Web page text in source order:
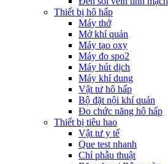
Thiết bị hô hấp
Máy thở
Mở khí quản
Máy tạo oxy
Máy đo spo2
Máy hút dịch
Máy khí dung
Vật tư hô hấp
Bộ đặt nội khí quản
Đo chức năng hô hấp
Thiết bị tiêu hao
Vật tư y tế
Que test nhanh
Chỉ phẫu thuật